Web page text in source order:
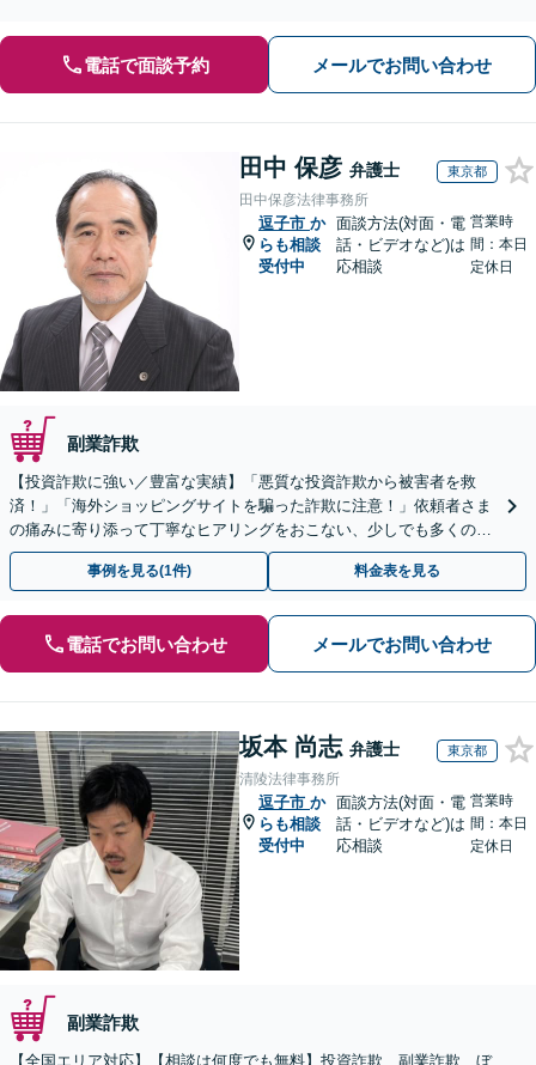
電話で面談予約 メールでお問い合わせ
田中 保彦 弁護士 東京都
田中保彦法律事務所
逗子市 か
らも相談
受付中
面談方法(対面・電
話・ビデオなど)は
応相談
営業時
間：本日
定休日
副業詐欺
【投資詐欺に強い／豊富な実績】「悪質な投資詐欺から被害者を救
済！」「海外ショッピングサイトを騙った詐欺に注意！」依頼者さま
の痛みに寄り添って丁寧なヒアリングをおこない、少しでも多くの返
金が得られるよう尽力します！
事例を見る(1件) 料金表を見る
電話でお問い合わせ メールでお問い合わせ
坂本 尚志 弁護士 東京都
清陵法律事務所
逗子市 か
らも相談
受付中
面談方法(対面・電
話・ビデオなど)は
応相談
営業時
間：本日
定休日
副業詐欺
【全国エリア対応】【相談は何度でも無料】投資詐欺、副業詐欺、ぼ